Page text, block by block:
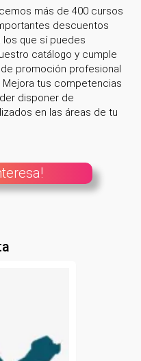
más de 400 cursos
descuentos
los que sí puedes
catálogo y cumple
promoción profesional
Mejora tus competencias
disponer de
en las áreas de tu